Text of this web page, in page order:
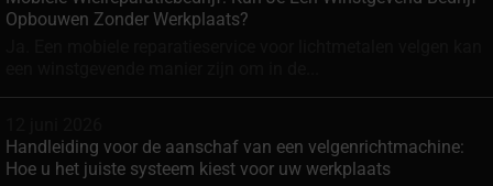
Opbouwen Zonder Werkplaats?
Handleiding voor de aanschaf van een velgenrichtmachine:
Hoe u het juiste systeem kiest voor uw werkplaats